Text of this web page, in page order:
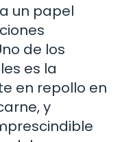
un papel
de los
es la
en repollo en
y